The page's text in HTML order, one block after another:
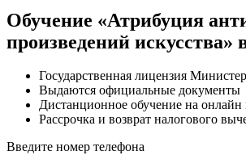
Обучение «Атрибуция
произведений искусства»
Государственная лицензия
Выдаются официальные документы
Дистанционное обучение на онлайн
Рассрочка и возврат налогового
Введите номер телефона